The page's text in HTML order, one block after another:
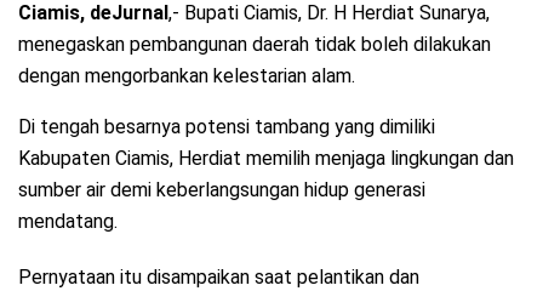
Ciamis, deJurnal,- Bupati Ciamis, Dr. H Herdiat Sunarya,
menegaskan pembangunan daerah tidak boleh dilakukan
dengan mengorbankan kelestarian alam.
Di tengah besarnya potensi tambang yang dimiliki
Kabupaten Ciamis, Herdiat memilih menjaga lingkungan dan
sumber air demi keberlangsungan hidup generasi
mendatang.
Pernyataan itu disampaikan saat pelantikan dan